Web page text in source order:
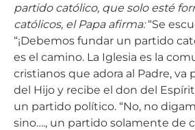
partido católico, que solo esté
católicos, el Papa afirma:“Se
“¡Debemos fundar un partido
es el camino. La Iglesia es la
cristianos que adora al Padre, va
del Hijo y recibe el don del
un partido político. “No, no
sino…., un partido solamente de